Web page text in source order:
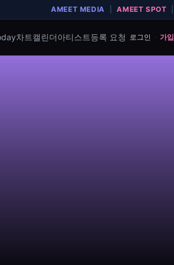
AMEET MEDIA AMEET SPOT
차트캘린더아티스트등록 요청 로그인 · 가입